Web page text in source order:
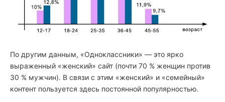
По другим данным, «Одноклассники» — это ярко
выраженный «женский» сайт (почти 70 % женщин против
30 % мужчин). В связи с этим «женский» и «семейный»
контент пользуется здесь постоянной популярностью.